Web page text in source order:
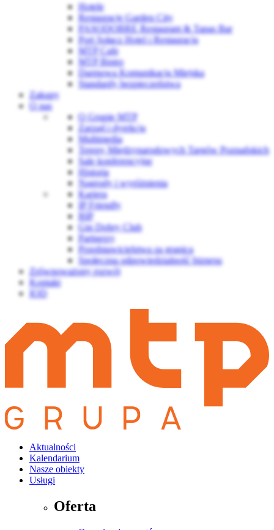
Hotele
Restauracje Garden City
PASODOBRE Restaurant & Tapas Bar
Port Sołacz Hotel i Restauracja
MTP Cafe
MTP Bistro
Darmowa Komunikacja Miejska
Standardy bezpieczeństwa
Zakupy
O nas
O Grupie MTP
Zarząd i dyrekcja
Multimedia
Tereny Międzynarodowych Targów Poznańskich
Sale konferencyjne
Historia
Nagrody i wyróżnienia
Kariera
IP Friendly
BIP
Gin Dobry Club
Partnerzy
Przedstawicielstwa za granicą
Społeczna odpowiedzialność biznesu
Zrównoważony rozwój
Kontakt
IOD
Aktualności
Kalendarium
Nasze obiekty
Usługi
Oferta